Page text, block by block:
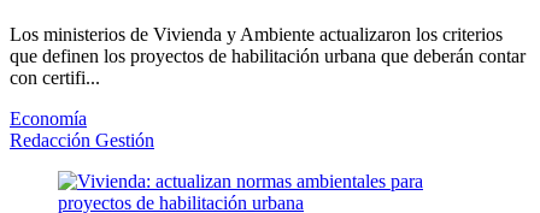
Los ministerios de Vivienda y Ambiente actualizaron los criterios
que definen los proyectos de habilitación urbana que deberán contar
con certifi...
Economía
Redacción Gestión